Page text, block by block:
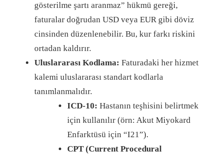
gösterilme şartı aranmaz” hükmü gereği,
faturalar doğrudan USD veya EUR gibi döviz
cinsinden düzenlenebilir. Bu, kur farkı riskini
ortadan kaldırır.
Uluslararası Kodlama: Faturadaki her hizmet
kalemi uluslararası standart kodlarla
tanımlanmalıdır.
ICD-10: Hastanın teşhisini belirtmek
için kullanılır (örn: Akut Miyokard
Enfarktüsü için “I21”).
CPT (Current Procedural